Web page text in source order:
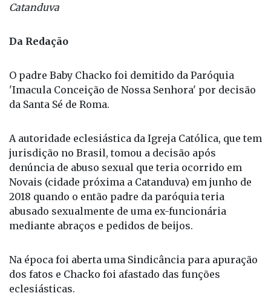
Catanduva
Da Redação
O padre Baby Chacko foi demitido da Paróquia
'Imacula Conceição de Nossa Senhora' por decisão
da Santa Sé de Roma.
A autoridade eclesiástica da Igreja Católica, que tem
jurisdição no Brasil, tomou a decisão após
denúncia de abuso sexual que teria ocorrido em
Novais (cidade próxima a Catanduva) em junho de
2018 quando o então padre da paróquia teria
abusado sexualmente de uma ex-funcionária
mediante abraços e pedidos de beijos.
Na época foi aberta uma Sindicância para apuração
dos fatos e Chacko foi afastado das funções
eclesiásticas.